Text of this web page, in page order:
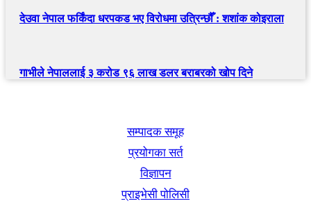
देउवा नेपाल फर्किंदा धरपकड भए विरोधमा उत्रिन्छौँ : शशांक कोइराला
गाभीले नेपाललाई ३ करोड ९६ लाख डलर बराबरको खोप दिने
सम्पादक समूह
प्रयोगका सर्त
विज्ञापन
प्राइभेसी पोलिसी